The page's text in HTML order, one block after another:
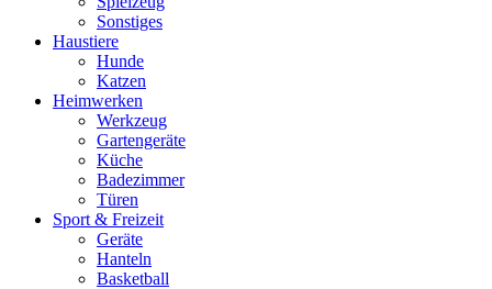
Sonstiges
Haustiere
Hunde
Katzen
Heimwerken
Werkzeug
Gartengeräte
Küche
Badezimmer
Türen
Sport & Freizeit
Geräte
Hanteln
Basketball